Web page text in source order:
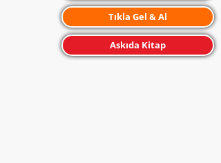
Tıkla Gel & Al
Askıda Kitap